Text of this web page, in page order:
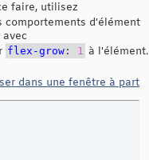
faire, utilisez
comportements d'élément
flex-grow : 1 à l'élément.
dans une fenêtre à part